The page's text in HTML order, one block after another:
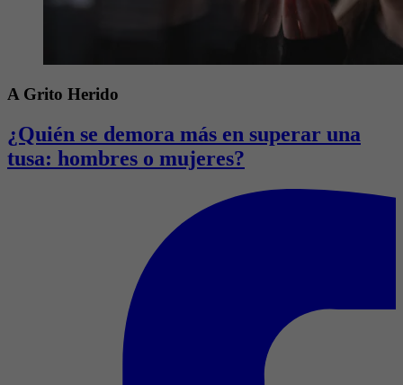
A Grito Herido
¿Quién se demora más en superar una
tusa: hombres o mujeres?